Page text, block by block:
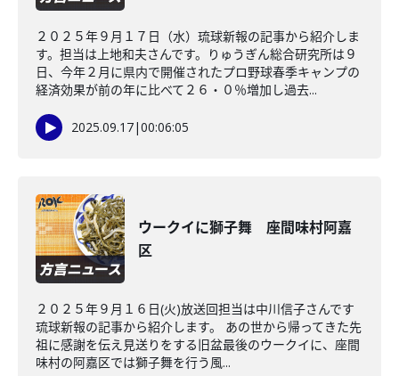
２０２５年９月１７日（水）琉球新報の記事から紹介しま
す。担当は上地和夫さんです。りゅうぎん総合研究所は９
日、今年２月に県内で開催されたプロ野球春季キャンプの
経済効果が前の年に比べて２６・０％増加し過去...
2025.09.17|00:06:05
ウークイに獅子舞 座間味村阿嘉
区
２０２５年９月１６日(火)放送回担当は中川信子さんです
琉球新報の記事から紹介します。 あの世から帰ってきた先
祖に感謝を伝え見送りをする旧盆最後のウークイに、座間
味村の阿嘉区では獅子舞を行う風...